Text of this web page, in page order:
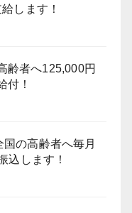
します！
齢者へ125,000円
付！
国の高齢者へ毎月
込します！